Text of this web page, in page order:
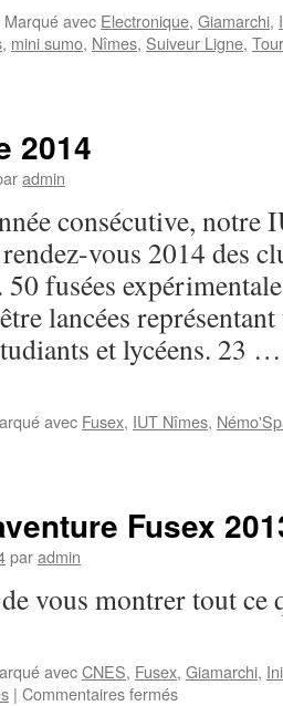
Marqué avec Electronique, Giamarchi,
, mini sumo, Nîmes, Suiveur Ligne,
2014
admin
consécutive, notre
vous 2014 des
fusées
lancées
et lycéens. 23
avec Fusex, IUT Nîmes,
Fusex
paradmin
vous montrer tout ce
avecCNES, Fusex, Giamarchi,
| Commentaires ferméssur